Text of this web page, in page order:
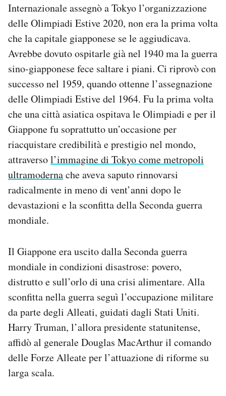
Area Personale
Newsletter
Notifiche mobile
Hai bisogno di aiuto?
Esci
Internazionale assegnò a Tokyo l’organizzazione
delle Olimpiadi Estive 2020, non era la prima volta
che la capitale giapponese se le aggiudicava.
Avrebbe dovuto ospitarle già nel 1940 ma la guerra
sino-giapponese fece saltare i piani. Ci riprovò con
successo nel 1959, quando ottenne l’assegnazione
delle Olimpiadi Estive del 1964. Fu la prima volta
che una città asiatica ospitava le Olimpiadi e per il
Giappone fu soprattutto un’occasione per
riacquistare credibilità e prestigio nel mondo,
attraversol’immagine di Tokyo come metropoli
ultramodernache aveva saputo rinnovarsi
radicalmente in meno di vent’anni dopo le
devastazioni e la sconfitta della Seconda guerra
mondiale.
Il Giappone era uscito dalla Seconda guerra
mondiale in condizioni disastrose: povero,
distrutto e sull’orlo di una crisi alimentare. Alla
sconfitta nella guerra seguì l’occupazione militare
da parte degli Alleati, guidati dagli Stati Uniti.
Harry Truman, l’allora presidente statunitense,
affidò al generale Douglas MacArthur il comando
delle Forze Alleate per l’attuazione di riforme su
larga scala.